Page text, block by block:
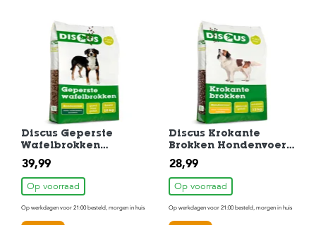
Discus Geperste
Wafelbrokken
Hondenvoer 18 kg
39,99
Op voorraad
Op werkdagen voor 21:00 besteld, morgen in huis
Discus Krokante
Brokken Hondenvoer
12 kg
28,99
Op voorraad
Op werkdagen voor 21:00 besteld, morgen in huis